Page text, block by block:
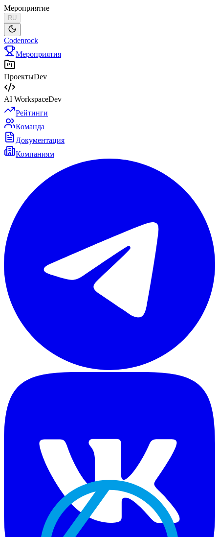
Мероприятие
RU
Codenrock
Мероприятия
ПроектыDev
AI WorkspaceDev
Рейтинги
Команда
Документация
Компаниям